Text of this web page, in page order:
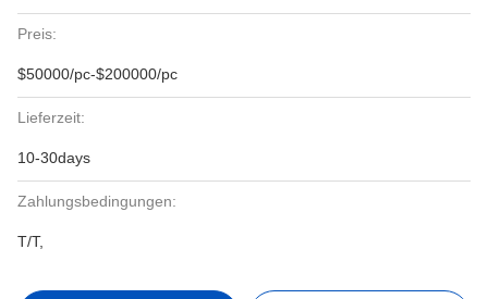
Preis:
$50000/pc-$200000/pc
Lieferzeit:
10-30days
Zahlungsbedingungen:
T/T,